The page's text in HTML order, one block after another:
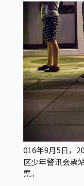
016年9月5日，
区少年警讯会票
票。